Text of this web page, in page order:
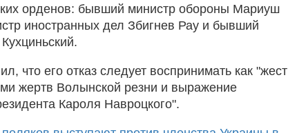
орденов: бывший министр обороны Мариуш
иностранных дел Збигнев Рау и бывший
что его отказ следует воспринимать как "жест
жертв Волынской резни и выражение
Кароля Навроцкого".